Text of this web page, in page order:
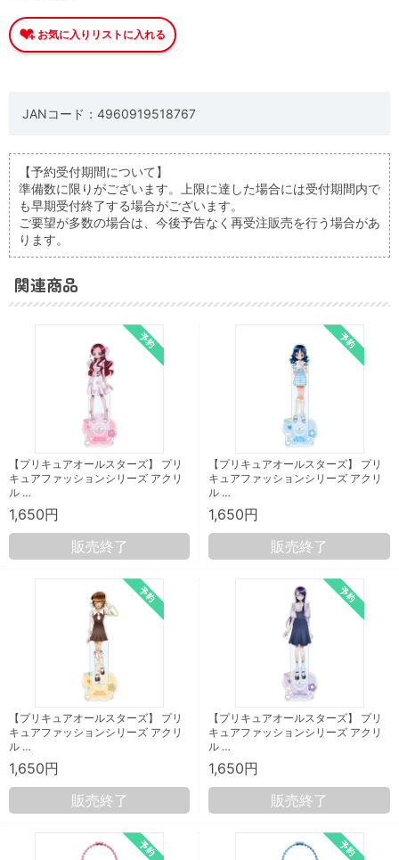
JANコード：4960919518767
【予約受付期間について】
準備数に限りがございます。上限に達した場合には受付期間内で
も早期受付終了する場合がございます。
ご要望が多数の場合は、今後予告なく再受注販売を行う場合があ
ります。
関連商品
【プリキュアオールスターズ】 プリ
キュアファッションシリーズ アクリ
ル …
1,650円
販売終了
【プリキュアオールスターズ】 プリ
キュアファッションシリーズ アクリ
ル …
1,650円
販売終了
【プリキュアオールスターズ】 プリ
キュアファッションシリーズ アクリ
ル …
1,650円
販売終了
【プリキュアオールスターズ】 プリ
キュアファッションシリーズ アクリ
ル …
1,650円
販売終了